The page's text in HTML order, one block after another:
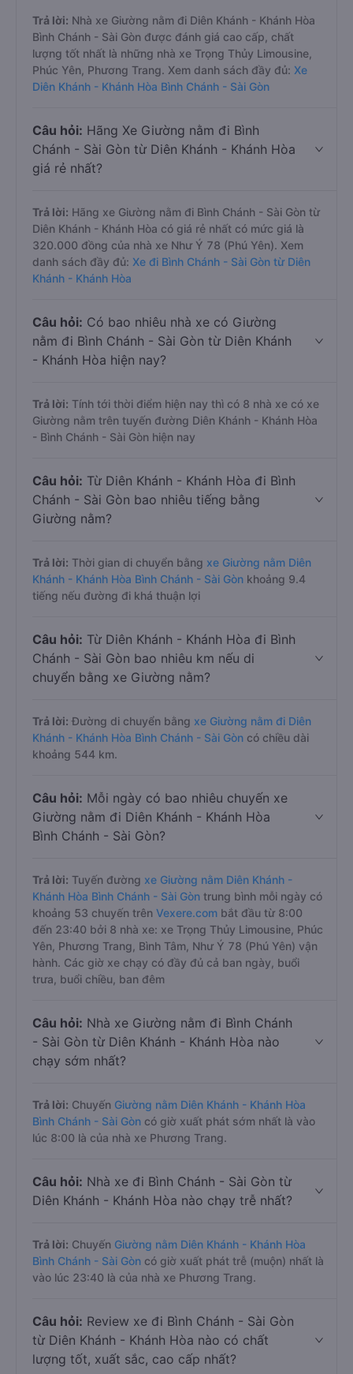
Trả lời: Nhà xe Giường nằm đi Diên Khánh - Khánh Hòa
Bình Chánh - Sài Gòn được đánh giá cao cấp, chất
lượng tốt nhất là những nhà xe Trọng Thủy Limousine,
Phúc Yên, Phương Trang. Xem danh sách đầy đủ: Xe
Diên Khánh - Khánh Hòa Bình Chánh - Sài Gòn
Câu hỏi: Hãng Xe Giường nằm đi Bình
Chánh - Sài Gòn từ Diên Khánh - Khánh Hòa
giá rẻ nhất?
Trả lời: Hãng xe Giường nằm đi Bình Chánh - Sài Gòn từ
Diên Khánh - Khánh Hòa có giá rẻ nhất có mức giá là
320.000 đồng của nhà xe Như Ý 78 (Phú Yên). Xem
danh sách đầy đủ: Xe đi Bình Chánh - Sài Gòn từ Diên
Khánh - Khánh Hòa
Câu hỏi: Có bao nhiêu nhà xe có Giường
nằm đi Bình Chánh - Sài Gòn từ Diên Khánh
- Khánh Hòa hiện nay?
Trả lời: Tính tới thời điểm hiện nay thì có 8 nhà xe có xe
Giường nằm trên tuyến đường Diên Khánh - Khánh Hòa
- Bình Chánh - Sài Gòn hiện nay
Câu hỏi: Từ Diên Khánh - Khánh Hòa đi Bình
Chánh - Sài Gòn bao nhiêu tiếng bằng
Giường nằm?
Trả lời: Thời gian di chuyển bằng xe Giường nằm Diên
Khánh - Khánh Hòa Bình Chánh - Sài Gòn khoảng 9.4
tiếng nếu đường đi khá thuận lợi
Câu hỏi: Từ Diên Khánh - Khánh Hòa đi Bình
Chánh - Sài Gòn bao nhiêu km nếu di
chuyển bằng xe Giường nằm?
Trả lời: Đường di chuyển bằng xe Giường nằm đi Diên
Khánh - Khánh Hòa Bình Chánh - Sài Gòn có chiều dài
khoảng 544 km.
Câu hỏi: Mỗi ngày có bao nhiêu chuyến xe
Giường nằm đi Diên Khánh - Khánh Hòa
Bình Chánh - Sài Gòn?
Trả lời: Tuyến đường xe Giường nằm Diên Khánh -
Khánh Hòa Bình Chánh - Sài Gòn trung bình mỗi ngày có
khoảng 53 chuyến trên Vexere.com bắt đầu từ 8:00
đến 23:40 bởi 8 nhà xe: xe Trọng Thủy Limousine, Phúc
Yên, Phương Trang, Bình Tâm, Như Ý 78 (Phú Yên) vận
hành. Các giờ xe chạy có đầy đủ cả ban ngày, buổi
trưa, buổi chiều, ban đêm
Câu hỏi: Nhà xe Giường nằm đi Bình Chánh
- Sài Gòn từ Diên Khánh - Khánh Hòa nào
chạy sớm nhất?
Trả lời: Chuyến Giường nằm Diên Khánh - Khánh Hòa
Bình Chánh - Sài Gòn có giờ xuất phát sớm nhất là vào
lúc 8:00 là của nhà xe Phương Trang.
Câu hỏi: Nhà xe đi Bình Chánh - Sài Gòn từ
Diên Khánh - Khánh Hòa nào chạy trễ nhất?
Trả lời: Chuyến Giường nằm Diên Khánh - Khánh Hòa
Bình Chánh - Sài Gòn có giờ xuất phát trễ (muộn) nhất là
vào lúc 23:40 là của nhà xe Phương Trang.
Câu hỏi: Review xe đi Bình Chánh - Sài Gòn
từ Diên Khánh - Khánh Hòa nào có chất
lượng tốt, xuất sắc, cao cấp nhất?